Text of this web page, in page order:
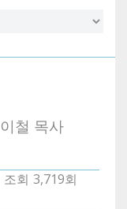
철 목사
조회 3,719회